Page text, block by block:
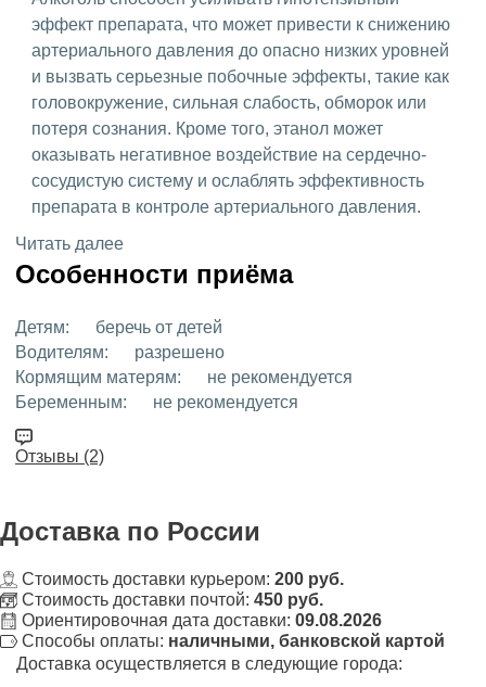
эффект препарата, что может привести к снижению
артериального давления до опасно низких уровней
и вызвать серьезные побочные эффекты, такие как
головокружение, сильная слабость, обморок или
потеря сознания. Кроме того, этанол может
оказывать негативное воздействие на сердечно-
сосудистую систему и ослаблять эффективность
препарата в контроле артериального давления.
Читать далее
Особенности приёма
Детям:
беречь от детей
Водителям:
разрешено
Кормящим матерям:
не рекомендуется
Беременным:
не рекомендуется
Отзывы (2)
Доставка по России
Стоимость доставки курьером: 200 руб.
Стоимость доставки почтой: 450 руб.
Ориентировочная дата доставки: 09.08.2026
Способы оплаты: наличными, банковской картой
Доставка осуществляется в следующие города: